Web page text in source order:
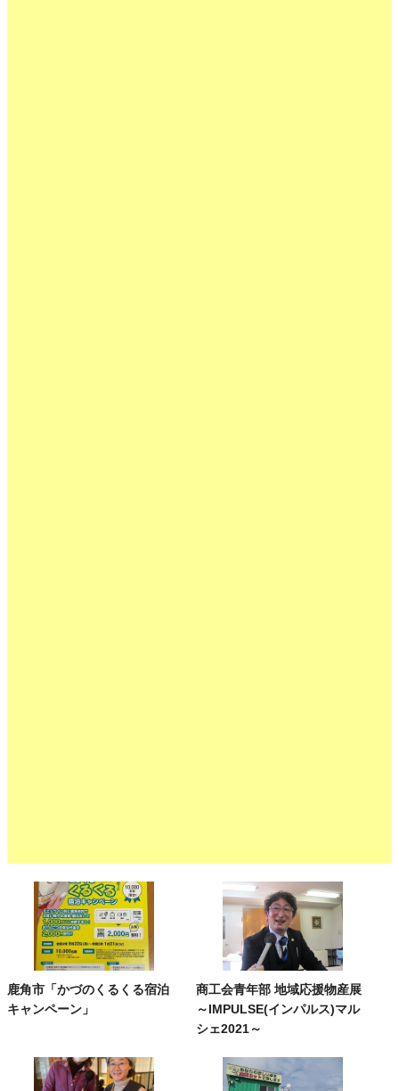
鹿角市「かづのくるくる宿泊
キャンペーン」
商工会青年部 地域応援物産展
～IMPULSE(インパルス)マル
シェ2021～